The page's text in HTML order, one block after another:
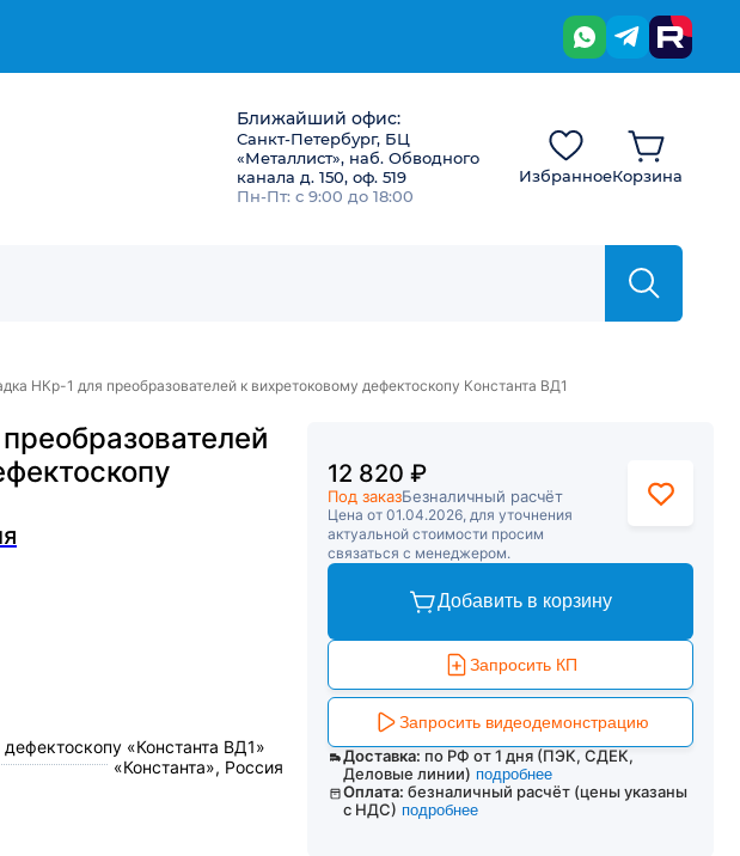
Ближайший офис:
Санкт-Петербург, БЦ
«Металлист», наб. Обводного
канала д. 150, оф. 519
Пн-Пт: с 9:00 до 18:00
ИзбранноеКорзина
НКр-1 для преобразователей к вихретоковому дефектоскопу Константа ВД1
«Константа ВД1»
«Константа», Россия
12 820 ₽
Под заказБезналичный расчёт
Цена от 01.04.2026, для уточнения
актуальной стоимости просим
связаться с менеджером.
Добавить в корзину
Запросить КП
Запросить видеодемонстрацию
Доставка: по РФ от 1 дня (ПЭК, СДЕК,
Деловые линии) подробнее
Оплата: безналичный расчёт (цены указаны
с НДС) подробнее